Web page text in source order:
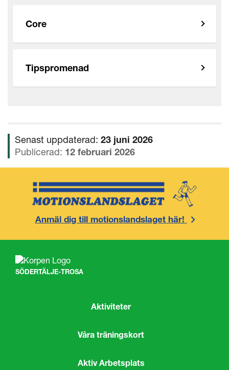
Core
Tipspromenad
Senast uppdaterad: 23 juni 2026
Publicerad: 12 februari 2026
Anmäl dig till motionslandslaget här!
SÖDERTÄLJE-TROSA
Aktiviteter
Våra träningskort
Aktiv Arbetsplats